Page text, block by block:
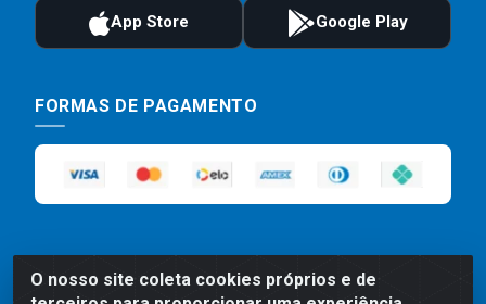
O nosso site coleta cookies próprios e de
FORMAS DE PAGAMENTO